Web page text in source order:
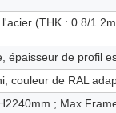
(THK : 0.8/
épaisseur de profil
couleur de RAL
; Max